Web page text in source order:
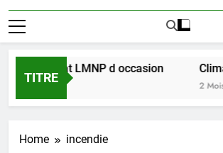
TITRE
l achat LMNP d occasion
2 Mois
Home incendie